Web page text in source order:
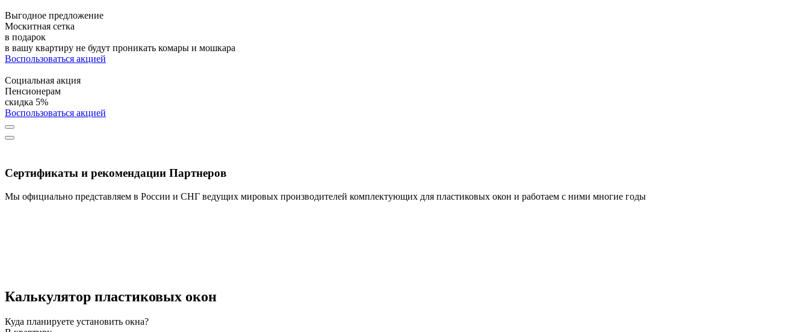
Выгодное предложение
Москитная сетка
в подарок
в вашу квартиру не будут проникать комары и мошкара
Воспользоваться акцией
Социальная акция
Пенсионерам
скидка 5%
Воспользоваться акцией
Сертификаты и рекомендации Партнеров
Мы официально представляем в России и СНГ ведущих мировых производителей комплектующих для пластиковых окон и работаем с ними многие годы
Калькулятор пластиковых окон
Куда планируете установить окна?